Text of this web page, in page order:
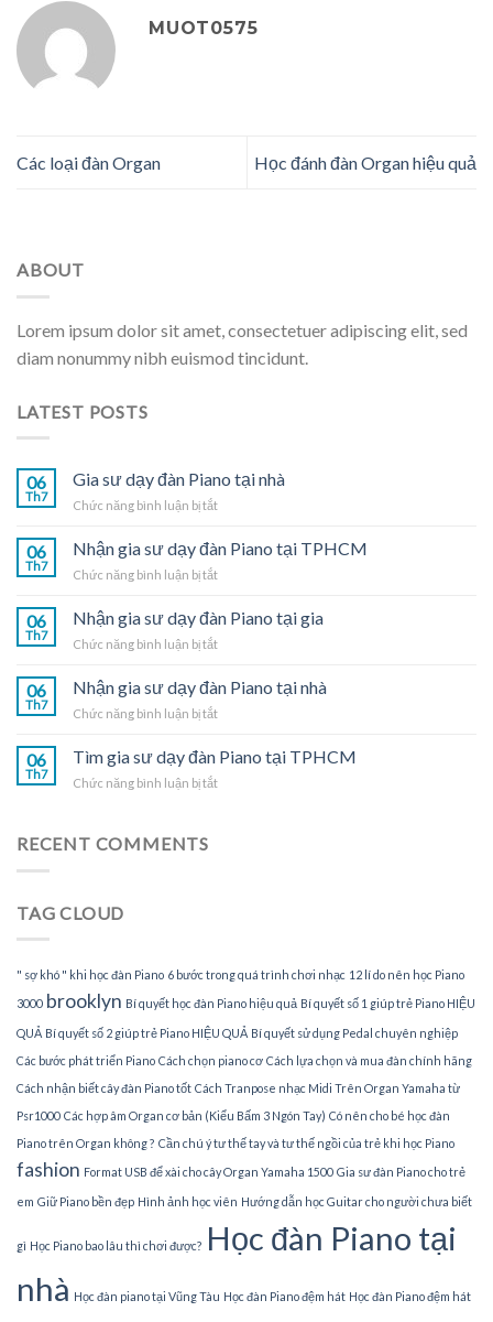
MUOT0575
Các loại đàn Organ Học đánh đàn Organ hiệu quả
ABOUT
Lorem ipsum dolor sit amet, consectetuer adipiscing elit, sed
diam nonummy nibh euismod tincidunt.
LATEST POSTS
06
Th7
Gia sư dạy đàn Piano tại nhà
Chức năng bình luận bị tắtở
đàn
tại
06
Th7
Nhận gia sư dạy đàn Piano tại TPHCM
Chức năng bình luận bị tắtở
gia
dạy
Piano
06
Th7
Nhận gia sư dạy đàn Piano tại gia
Chức năng bình luận bị tắtở
gia
dạy
Piano
06
Th7
Nhận gia sư dạy đàn Piano tại nhà
Chức năng bình luận bị tắtở
gia
dạy
06
Th7
Tìm gia sư dạy đàn Piano tại TPHCM
Chức năng bình luận bị tắtở
RECENT COMMENTS
TAG CLOUD
" sợ khó " khi học đàn Piano 6 bước trong quá trình chơi nhạc 12 lí do nên học Piano
3000 brooklyn Bí quyết học đàn Piano hiệu quả Bí quyết số 1 giúp trẻ Piano HIỆU
QUẢ Bí quyết số 2 giúp trẻ Piano HIỆU QUẢ Bí quyết sử dụng Pedal chuyên nghiệp
Các bước phát triển Piano Cách chọn piano cơ Cách lựa chọn và mua đàn chính hãng
Cách nhận biết cây đàn Piano tốt Cách Tranpose nhạc Midi Trên Organ Yamaha từ
Psr1000 Các hợp âm Organ cơ bản (Kiểu Bấm 3 Ngón Tay) Có nên cho bé học đàn
Piano trên Organ không ? Cần chú ý tư thế tay và tư thế ngồi của trẻ khi học Piano
fashion Format USB để xài cho cây Organ Yamaha 1500 Gia sư đàn Piano cho trẻ
em Giữ Piano bền đẹp Hình ảnh học viên Hướng dẫn học Guitar cho người chưa biết
gì Học Piano bao lâu thì chơi được? Học đàn Piano tại
nhà Học đàn piano tại Vũng Tàu Học đàn Piano đệm hát Học đàn Piano đệm hát